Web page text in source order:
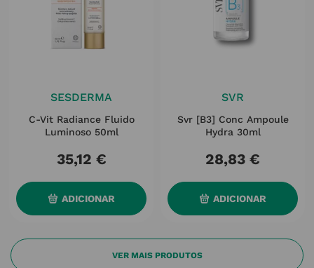
SESDERMA
C-Vit Radiance Fluido
Luminoso 50ml
35,12 €
ADICIONAR
SVR
Svr [b3] Conc Ampoule
Hydra 30ml
28,83 €
ADICIONAR